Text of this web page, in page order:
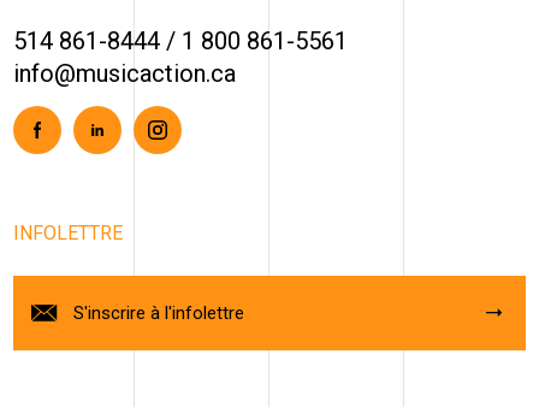
514 861-8444 / 1 800 861-5561
info@musicaction.ca
FacebookLinkedinInstagram
INFOLETTRE
S'inscrire à l'infolettre